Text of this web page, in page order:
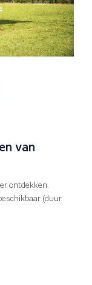
van
ontdekken.
(duur